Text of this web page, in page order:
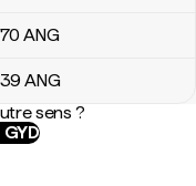
ANG
ANG
sens ?